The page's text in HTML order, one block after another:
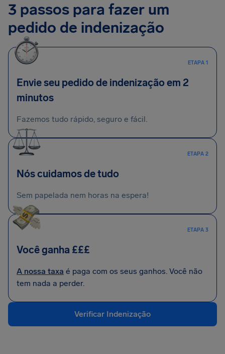
3 passos para fazer um
pedido de indenização
ETAPA 1
Envie seu pedido de indenização em 2
minutos
Fazemos tudo rápido, seguro e fácil.
ETAPA 2
Nós cuidamos de tudo
Sem papelada nem horas na espera!
ETAPA 3
Você ganha £££
A nossa taxa é paga com os seus ganhos. Você não
tem nada a perder.
Verificar Indenização